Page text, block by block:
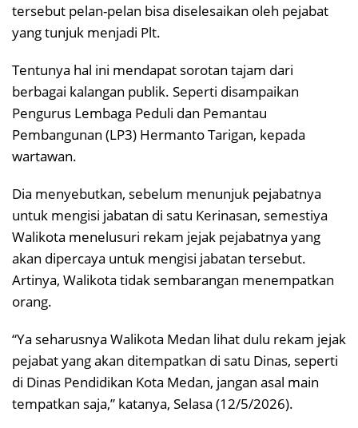
tersebut pelan-pelan bisa diselesaikan oleh pejabat
yang tunjuk menjadi Plt.
Tentunya hal ini mendapat sorotan tajam dari
berbagai kalangan publik. Seperti disampaikan
Pengurus Lembaga Peduli dan Pemantau
Pembangunan (LP3) Hermanto Tarigan, kepada
wartawan.
Dia menyebutkan, sebelum menunjuk pejabatnya
untuk mengisi jabatan di satu Kerinasan, semestiya
Walikota menelusuri rekam jejak pejabatnya yang
akan dipercaya untuk mengisi jabatan tersebut.
Artinya, Walikota tidak sembarangan menempatkan
orang.
“Ya seharusnya Walikota Medan lihat dulu rekam jejak
pejabat yang akan ditempatkan di satu Dinas, seperti
di Dinas Pendidikan Kota Medan, jangan asal main
tempatkan saja,” katanya, Selasa (12/5/2026).